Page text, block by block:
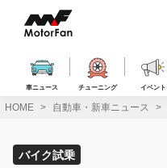
ス
車ニュース チューニング イベント
HOME 自動車・新車ニュース
バイク試乗